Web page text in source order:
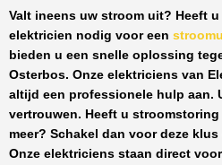
Valt ineens uw stroom uit? Heeft u
elektricien nodig voor een
bieden u een snelle oplossing
Osterbos. Onze elektriciens van
altijd een professionele hulp aan.
vertrouwen. Heeft u
meer? Schakel dan voor deze
Onze elektriciens staan direct